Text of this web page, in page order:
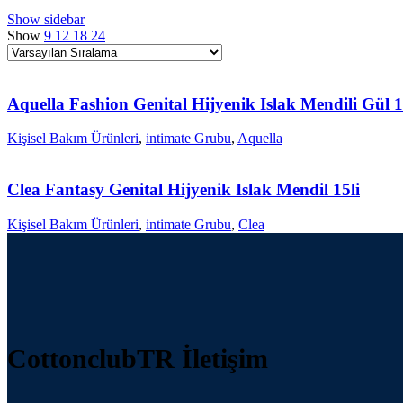
Show sidebar
Show 9 12 18 24
Aquella Fashion Genital Hijyenik Islak Mendili Gül
Kişisel Bakım Ürünleri, intimate Grubu, Aquella
Clea Fantasy Genital Hijyenik Islak Mendil 15li
Kişisel Bakım Ürünleri, intimate Grubu, Clea
CottonclubTR İletişim